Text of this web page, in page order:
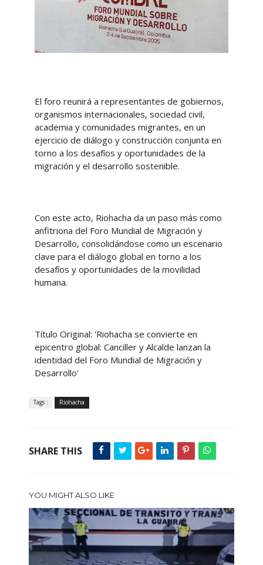
El foro reunirá a representantes de gobiernos,
organismos internacionales, sociedad civil,
academia y comunidades migrantes, en un
ejercicio de diálogo y construcción conjunta en
torno a los desafíos y oportunidades de la
migración y el desarrollo sostenible.
Con este acto, Riohacha da un paso más como
anfitriona del Foro Mundial de Migración y
Desarrollo, consolidándose como un escenario
clave para el diálogo global en torno a los
desafíos y oportunidades de la movilidad
humana.
Título Original: 'Riohacha se convierte en
epicentro global: Canciller y Alcalde lanzan la
identidad del Foro Mundial de Migración y
Desarrollo'
Tags : Riohacha
SHARE THIS
YOU MIGHT ALSO LIKE